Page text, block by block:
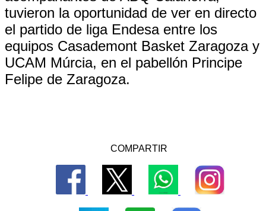
tuvieron la oportunidad de ver en directo
el partido de liga Endesa entre los
equipos Casademont Basket Zaragoza y
UCAM Múrcia, en el pabellón Principe
Felipe de Zaragoza.
COMPARTIR